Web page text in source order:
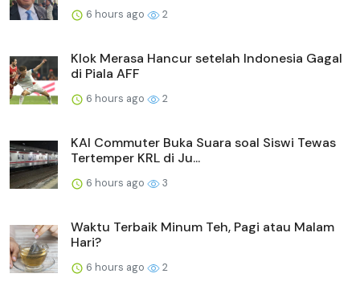
6 hours ago 2
Klok Merasa Hancur setelah Indonesia Gagal
di Piala AFF
6 hours ago 2
KAI Commuter Buka Suara soal Siswi Tewas
Tertemper KRL di Ju...
6 hours ago 3
Waktu Terbaik Minum Teh, Pagi atau Malam
Hari?
6 hours ago 2